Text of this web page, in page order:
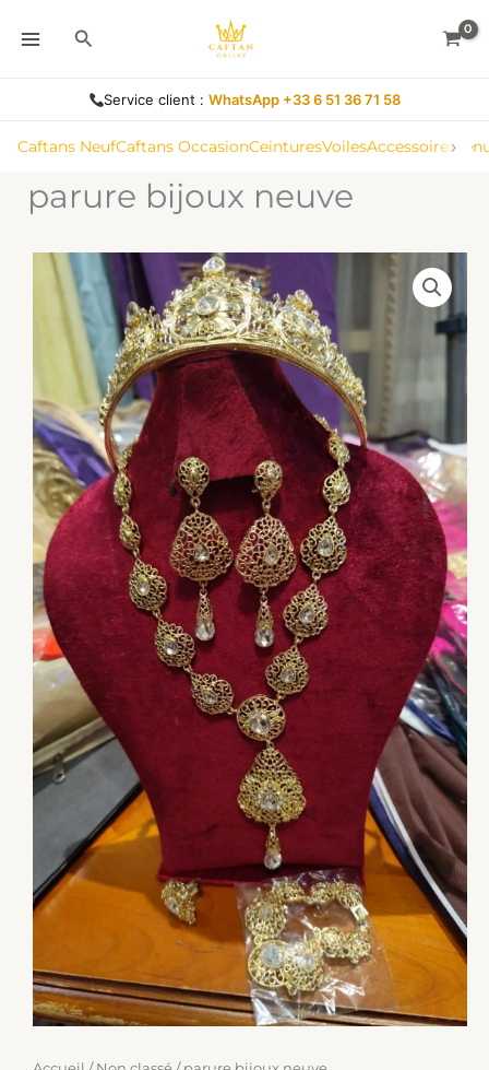
Rechercher
Service client : WhatsApp +33 6 51 36 71 58
Caftans NeufCaftans OccasionCeinturesVoilesAccessoires
›
parure bijoux neuve